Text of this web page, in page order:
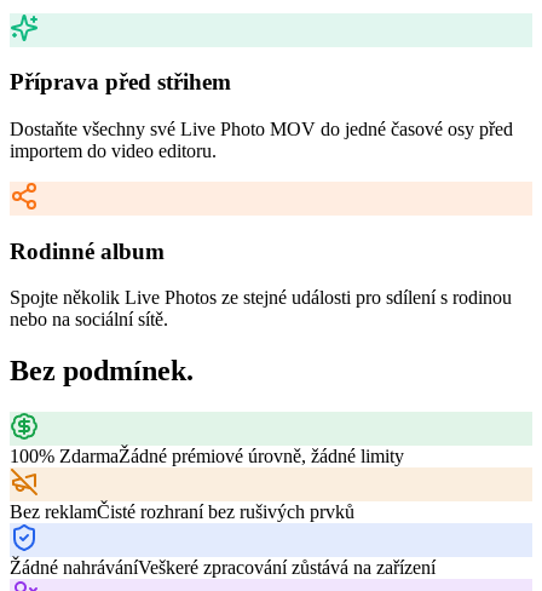
Příprava před střihem
Dostaňte všechny své Live Photo MOV do jedné časové osy před
importem do video editoru.
Rodinné album
Spojte několik Live Photos ze stejné události pro sdílení s rodinou
nebo na sociální sítě.
Bez podmínek.
100% ZdarmaŽádné prémiové úrovně, žádné limity
Bez reklamČisté rozhraní bez rušivých prvků
Žádné nahráváníVeškeré zpracování zůstává na zařízení